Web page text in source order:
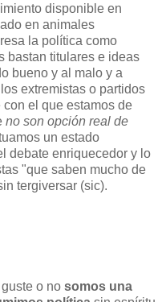
disponible en
en animales
la política como
bastan titulares e ideas
bueno y al malo y a
extremistas o partidos
con el que estamos de
no son opción real de
un estado
debate enriquecedor y lo
"que saben mucho de
tergiversar (sic).
o no somos una